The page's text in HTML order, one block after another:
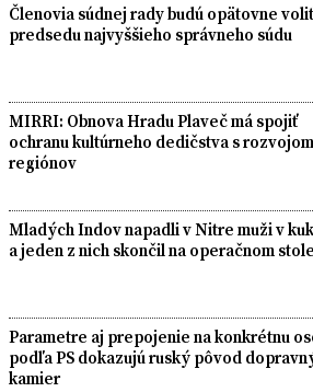
Členovia súdnej rady budú opätovne
predsedu najvyššieho správneho súdu
MIRRI: Obnova Hradu Plaveč má spojiť
ochranu kultúrneho dedičstva s rozvojom
regiónov
Mladých Indov napadli v Nitre muži v
a jeden z nich skončil na operačnom stole
Parametre aj prepojenie na konkrétnu
podľa PS dokazujú ruský pôvod
kamier